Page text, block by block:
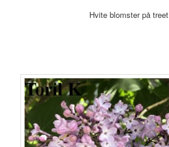
Hvite blomster på treet